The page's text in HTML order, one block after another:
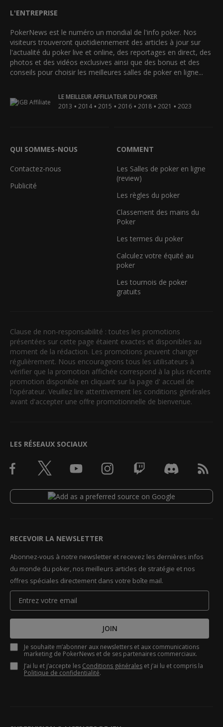
L'ENTREPRISE
PokerNews est le numéro un mondial de l'info poker. Nos
visiteurs trouveront quotidiennement des articles à jour sur
l'actualité du poker live et online, des reportages en direct, des
photos et des vidéos exclusives ainsi que des bonus et des
conseils pour choisir les meilleures salles de poker en ligne...
LE MEILLEUR AFFILIATEUR DU POKER
2013 • 2014 • 2015 • 2016 • 2018 • 2021 • 2023
QUI SOMMES-NOUS
Contactez-nous
Publicité
COMMENT
Les Salles de poker en ligne
(review)
Les règles du poker
Classement des mains du
Poker
Les termes du poker
Calculez votre équité au
poker
Les tournois de poker
gratuits
Clause de non-responsabilité : toutes les promotions
présentées sur cette page étaient exactes et disponibles au
moment de la rédaction. Les promotions peuvent changer
régulièrement. Nous encourageons tous les utilisateurs à
vérifier que la promotion affichée correspond à la plus récente
promotion disponible en cliquant sur la page d' accueil de
l'opérateur. Veuillez lire attentivement les conditions générales
avant d'accepter une offre promotionnelle de bienvenue.
LES RÉSEAUX SOCIAUX
RECEVOIR LA NEWSLETTER
Abonnez-vous à notre newsletter et recevez les dernières infos
du monde du poker, nos meilleurs articles de stratégie et nos
offres spéciales directement dans votre boîte mail.
JOIN
Je souhaite m’abonner aux newsletters et aux communications
marketing de PokerNews et de ses partenaires commerciaux.
J’ai lu et j’accepte les Conditions générales et j’ai lu et compris la
Politique de confidentialité.